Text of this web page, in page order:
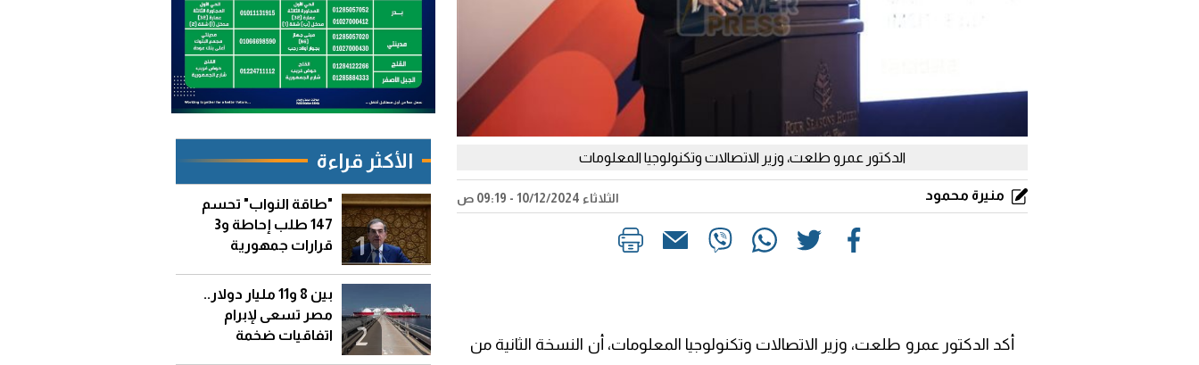
الدكتور عمرو طلعت، وزير الاتصالات وتكنولوجيا المعلومات
منيرة محمود الثلاثاء 10/12/2024 - 09:19 ص
أكد الدكتور عمرو طلعت، وزير الاتصالات وتكنولوجيا المعلومات، أن النسخة الثانية من
الأكثر قراءة
1
"طاقة النواب" تحسم
147 طلب إحاطة و3
قرارات جمهورية
2
بين 8 و11 مليار دولار..
مصر تسعى لإبرام
اتفاقيات ضخمة